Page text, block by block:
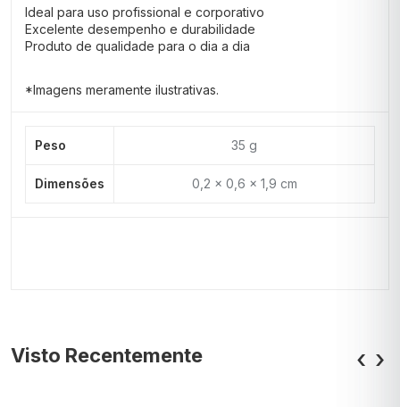
Ideal para uso profissional e corporativo
Excelente desempenho e durabilidade
Produto de qualidade para o dia a dia
*Imagens meramente ilustrativas.
Peso 35 g
Dimensões 0,2 × 0,6 × 1,9 cm
Visto Recentemente ‹ ›